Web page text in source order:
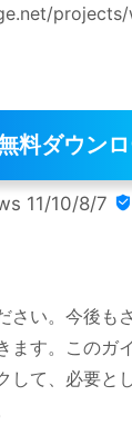
料ダウン
11/10/8/7 
さい。今後も
ます。このガ
して、必要と